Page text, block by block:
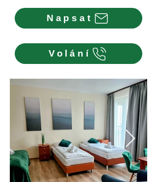
Napsat
Volání